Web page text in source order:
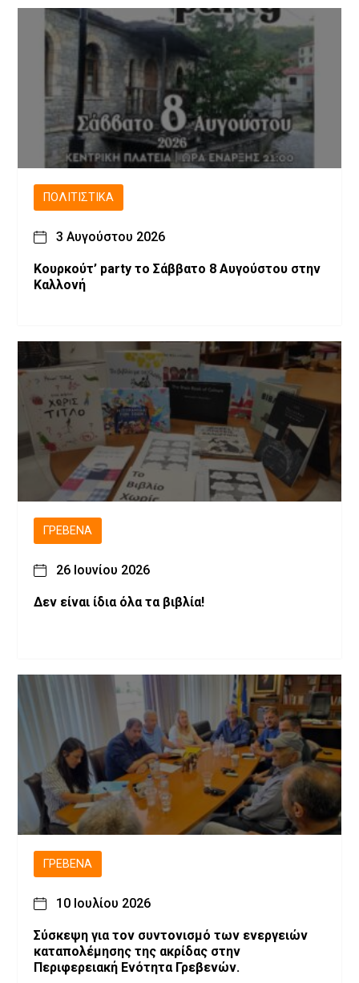
ΠΟΛΙΤΙΣΤΙΚΆ
3 Αυγούστου 2026
Κουρκούτ’ party το Σάββατο 8 Αυγούστου στην
Καλλονή
ΓΡΕΒΕΝΆ
26 Ιουνίου 2026
Δεν είναι ίδια όλα τα βιβλία!
ΓΡΕΒΕΝΆ
10 Ιουλίου 2026
Σύσκεψη για τον συντονισμό των ενεργειών
καταπολέμησης της ακρίδας στην
Περιφερειακή Ενότητα Γρεβενών.